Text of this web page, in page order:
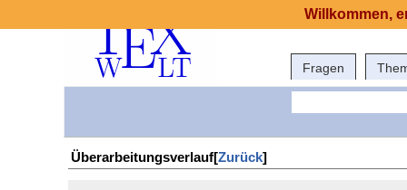
Fragen
Überarbeitungsverlauf[Zurück]
Willkommen,